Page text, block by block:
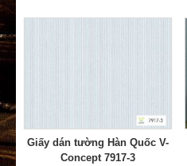
Giấy dán tường Hàn Quốc V-
Concept 7917-3